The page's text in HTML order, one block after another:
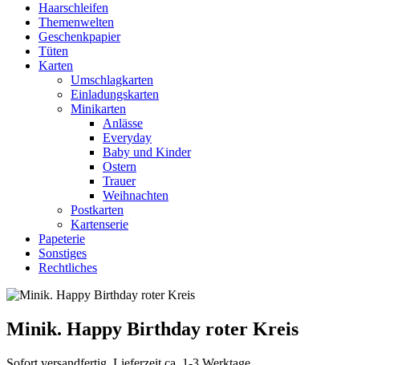
Haarschleifen
Themenwelten
Geschenkpapier
Tüten
Karten
Umschlagkarten
Einladungskarten
Minikarten
Anlässe
Everyday
Baby und Kinder
Ostern
Trauer
Weihnachten
Postkarten
Kartenserie
Papeterie
Sonstiges
Rechtliches
Minik. Happy Birthday roter Kreis